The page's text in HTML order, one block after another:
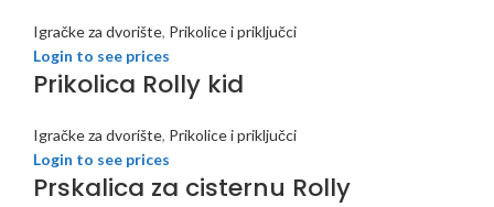
Igračke za dvorište, Prikolice i priključci
Login to see prices
Prikolica Rolly kid
Igračke za dvorište, Prikolice i priključci
Login to see prices
Prskalica za cisternu Rolly